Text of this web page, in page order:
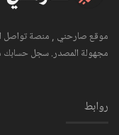
روابط
موقع صارحني , منصة تواصل
مجهولة المصدر. سجل حسابك